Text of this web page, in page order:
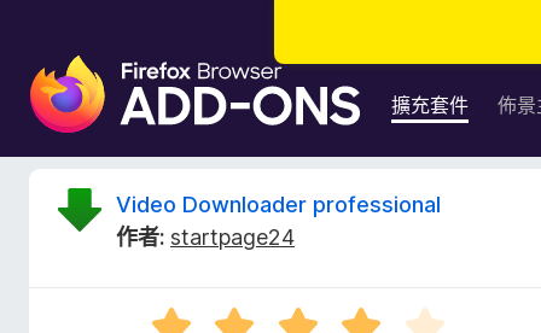
F
i
e
擴充套件 佈景
V
Video Downloader professional
作者: startpage24
評